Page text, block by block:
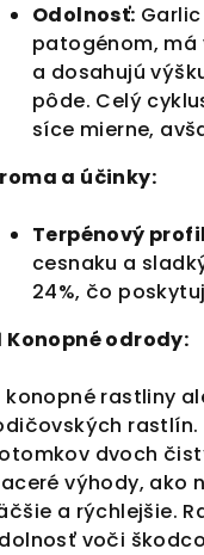
Odolnosť:
patogénom, má
a dosahujú
pôde. Celý
síce mierne,
a účinky:
Terpénový
cesnaku a
24%, čo
Konopné odrody:
konopné rastliny
rastlín.
dvoch
výhody, ako
a rýchlejšie.
voči